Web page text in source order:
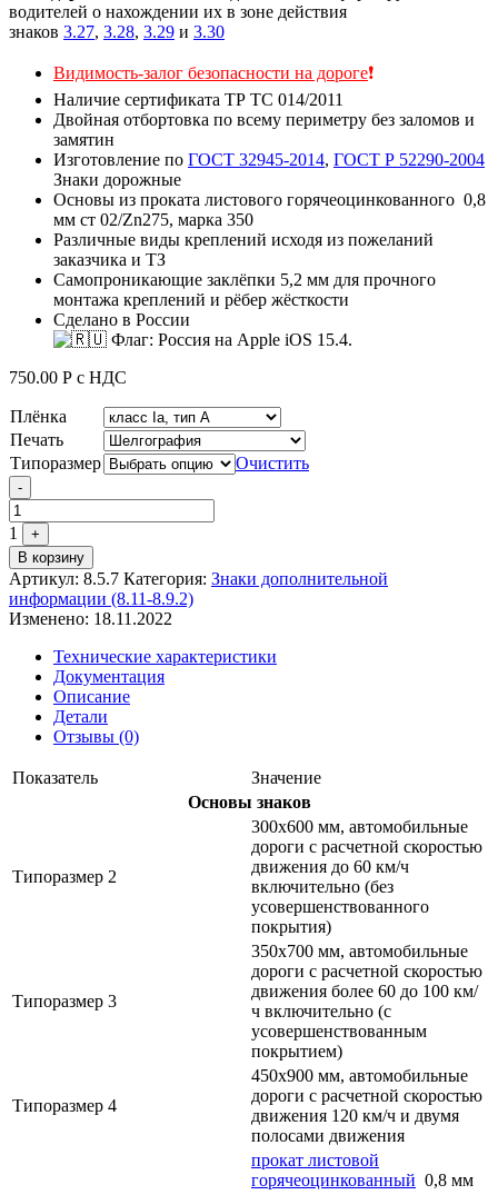
водителей о нахождении их в зоне действия
знаков 3.27, 3.28, 3.29 и 3.30
Видимость-залог безопасности на дороге❗
Наличие сертификата ТР ТС 014/2011
Двойная отбортовка по всему периметру без заломов и
замятин
Изготовление по ГОСТ 32945-2014, ГОСТ Р 52290-2004
Знаки дорожные
Основы из проката листового горячеоцинкованного 0,8
мм ст 02/Zn275, марка 350
Различные виды креплений исходя из пожеланий
заказчика и ТЗ
Самопроникающие заклёпки 5,2 мм для прочного
монтажа креплений и рёбер жёсткости
Сделано в России
750.00 Р с НДС
Плёнка
Печать
Типоразмер
Очистить
Quantity
-
1
+
В корзину
Артикул: 8.5.7 Категория: Знаки дополнительной
информации (8.11-8.9.2)
Изменено: 18.11.2022
Технические характеристики
Документация
Описание
Детали
Отзывы (0)
Показатель
Значение
Основы знаков
Типоразмер 2
300х600 мм, автомобильные
дороги с расчетной скоростью
движения до 60 км/ч
включительно (без
усовершенствованного
покрытия)
Типоразмер 3
350х700 мм, автомобильные
дороги с расчетной скоростью
движения более 60 до 100 км/
ч включительно (с
усовершенствованным
покрытием)
Типоразмер 4
450х900 мм, автомобильные
дороги с расчетной скоростью
движения 120 км/ч и двумя
полосами движения
прокат листовой
горячеоцинкованный 0,8 мм